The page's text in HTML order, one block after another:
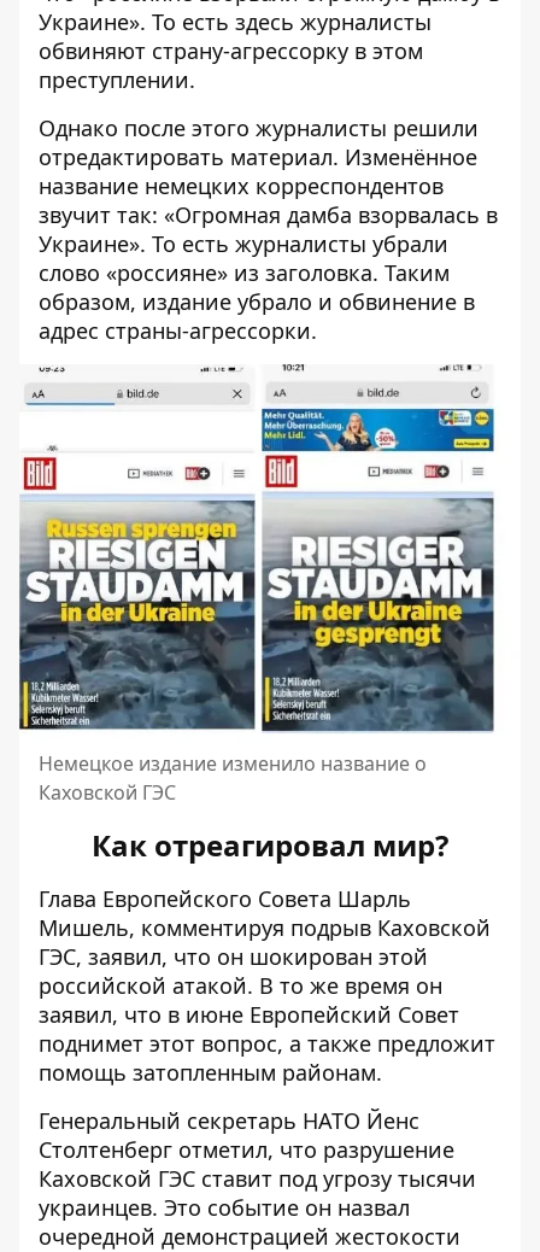
Украине». То есть здесь журналисты
обвиняют страну-агрессорку в этом
преступлении.
Однако после этого журналисты решили
отредактировать материал. Изменённое
название немецких корреспондентов
звучит так: «Огромная дамба взорвалась в
Украине». То есть журналисты убрали
слово «россияне» из заголовка. Таким
образом, издание убрало и обвинение в
адрес страны-агрессорки.
Немецкое издание изменило название о
Каховской ГЭС
Как отреагировал мир?
Глава Европейского Совета Шарль
Мишель, комментируя подрыв Каховской
ГЭС, заявил, что он шокирован этой
российской атакой. В то же время он
заявил, что в июне Европейский Совет
поднимет этот вопрос, а также предложит
помощь затопленным районам.
Генеральный секретарь НАТО Йенс
Столтенберг отметил, что разрушение
Каховской ГЭС ставит под угрозу тысячи
украинцев. Это событие он назвал
очередной демонстрацией жестокости